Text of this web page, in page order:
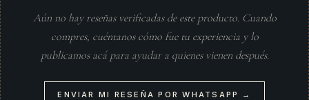
Aún no hay reseñas verificadas de este producto. Cuando
compres, cuéntanos cómo fue tu experiencia y lo
publicamos acá para ayudar a quienes vienen después.
ENVIAR MI RESEÑA POR WHATSAPP →